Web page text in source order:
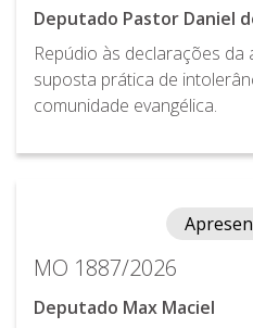
Deputado Pastor Daniel
Repúdio às declarações
suposta prática de
comunidade evangélica.
MO 1887/2026
Deputado Max Maciel